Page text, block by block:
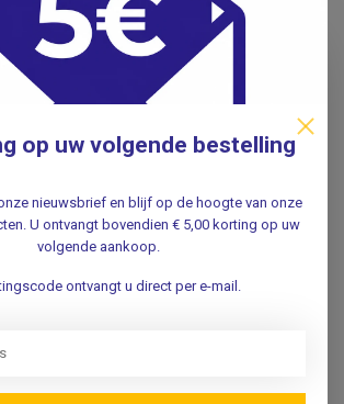
adres sinds 1959!
besteld
, dezelfde werkdag verwerkt.
inNL & BEvanaf
in Duivendrecht
op uw volgende bestelling
nieuwsbrief en blijf op de hoogte van onze
U ontvangt bovendien € 5,00 korting op uw
volgende aankoop.
ontvangt u direct per e-mail.